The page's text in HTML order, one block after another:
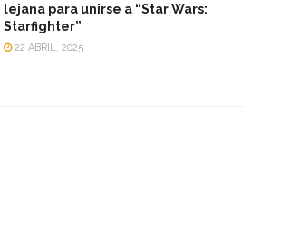
lejana para unirse a “Star Wars:
Starfighter”
22 ABRIL, 2025